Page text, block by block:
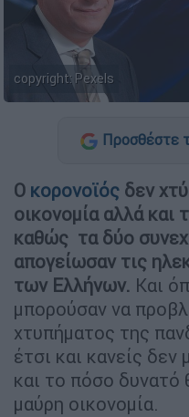
copyright: Pexels
Προσθέστε
Ο κορονοϊός δεν
οικονομία αλλά και
καθώς τα δύο
απογείωσαν τις
των Ελλήνων. Και
μπορούσαν να
χτυπήματος της
έτσι και κανείς
και το πόσο δυνατό
μαύρη οικονομία.